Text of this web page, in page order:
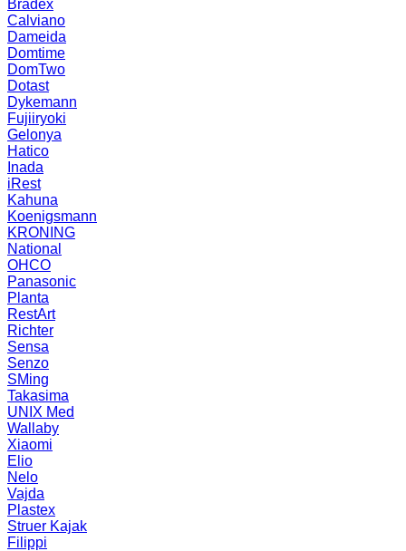
Bradex
Calviano
Dameida
Domtime
DomTwo
Dotast
Dykemann
Fujiiryoki
Gelonya
Hatico
Inada
iRest
Kahuna
Koenigsmann
KRONING
National
OHCO
Panasonic
Planta
RestArt
Richter
Sensa
Senzo
SMing
Takasima
UNIX Med
Wallaby
Xiaomi
Elio
Nelo
Vajda
Plastex
Struer Kajak
Filippi